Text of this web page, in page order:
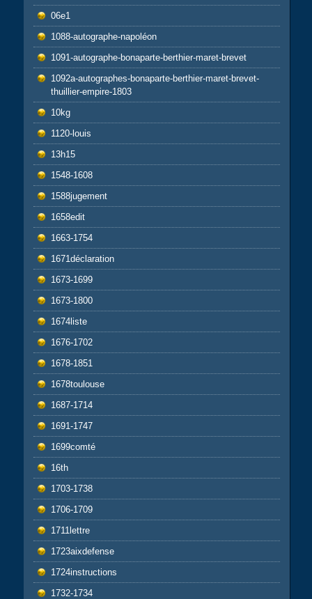
06e1
1088-autographe-napoléon
1091-autographe-bonaparte-berthier-maret-brevet
1092a-autographes-bonaparte-berthier-maret-brevet-
thuillier-empire-1803
10kg
1120-louis
13h15
1548-1608
1588jugement
1658edit
1663-1754
1671déclaration
1673-1699
1673-1800
1674liste
1676-1702
1678-1851
1678toulouse
1687-1714
1691-1747
1699comté
16th
1703-1738
1706-1709
1711lettre
1723aixdefense
1724instructions
1732-1734